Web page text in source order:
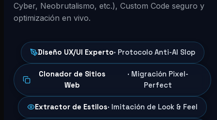
Cyber, Neobrutalismo, etc.), Custom Code seguro y
optimización en vivo.
Diseño UX/UI Experto· Protocolo Anti-AI Slop
Clonador de Sitios
Web
· Migración Pixel-
Perfect
Extractor de Estilos· Imitación de Look & Feel